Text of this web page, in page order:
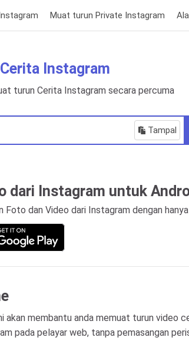
Muat turun Private Instagram
Instagram
turun Cerita Instagram secara percuma
Tampal
dari Instagram untuk
dan Video dari Instagram dengan
membantu anda memuat turun video
pelayar web, tanpa pemasangan